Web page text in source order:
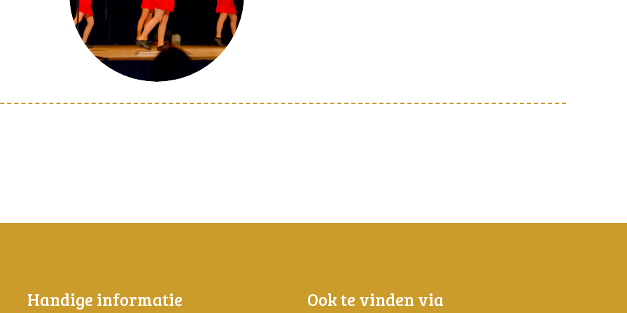
Handige informatie Ook te vinden via